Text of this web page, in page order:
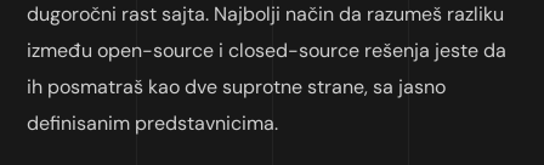
dugoročni rast sajta. Najbolji način da razumeš razliku
između open-source i closed-source rešenja jeste da
ih posmatraš kao dve suprotne strane, sa jasno
definisanim predstavnicima.